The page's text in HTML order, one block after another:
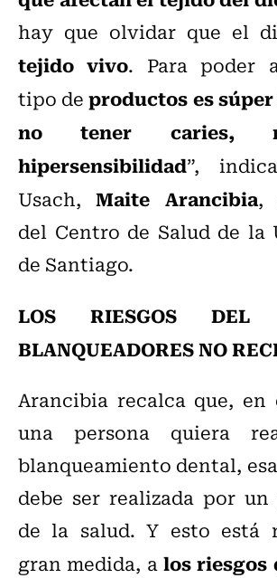
hay que olvidar que el
tejido vivo. Para poder
tipo deproductos es
no tener caries,
hipersensibilidad”,
Usach,Maite Arancibia,
del Centro de Salud de la
de Santiago.
LOS RIESGOS
BLANQUEADORES NO
Arancibia recalca que, en
una persona quiera
blanqueamiento dental,
debe ser realizada por
de la salud. Y esto está
gran medida, alos riesgos